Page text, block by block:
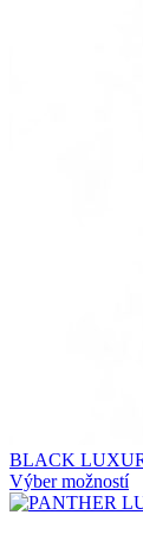
BLACK
Výber možností